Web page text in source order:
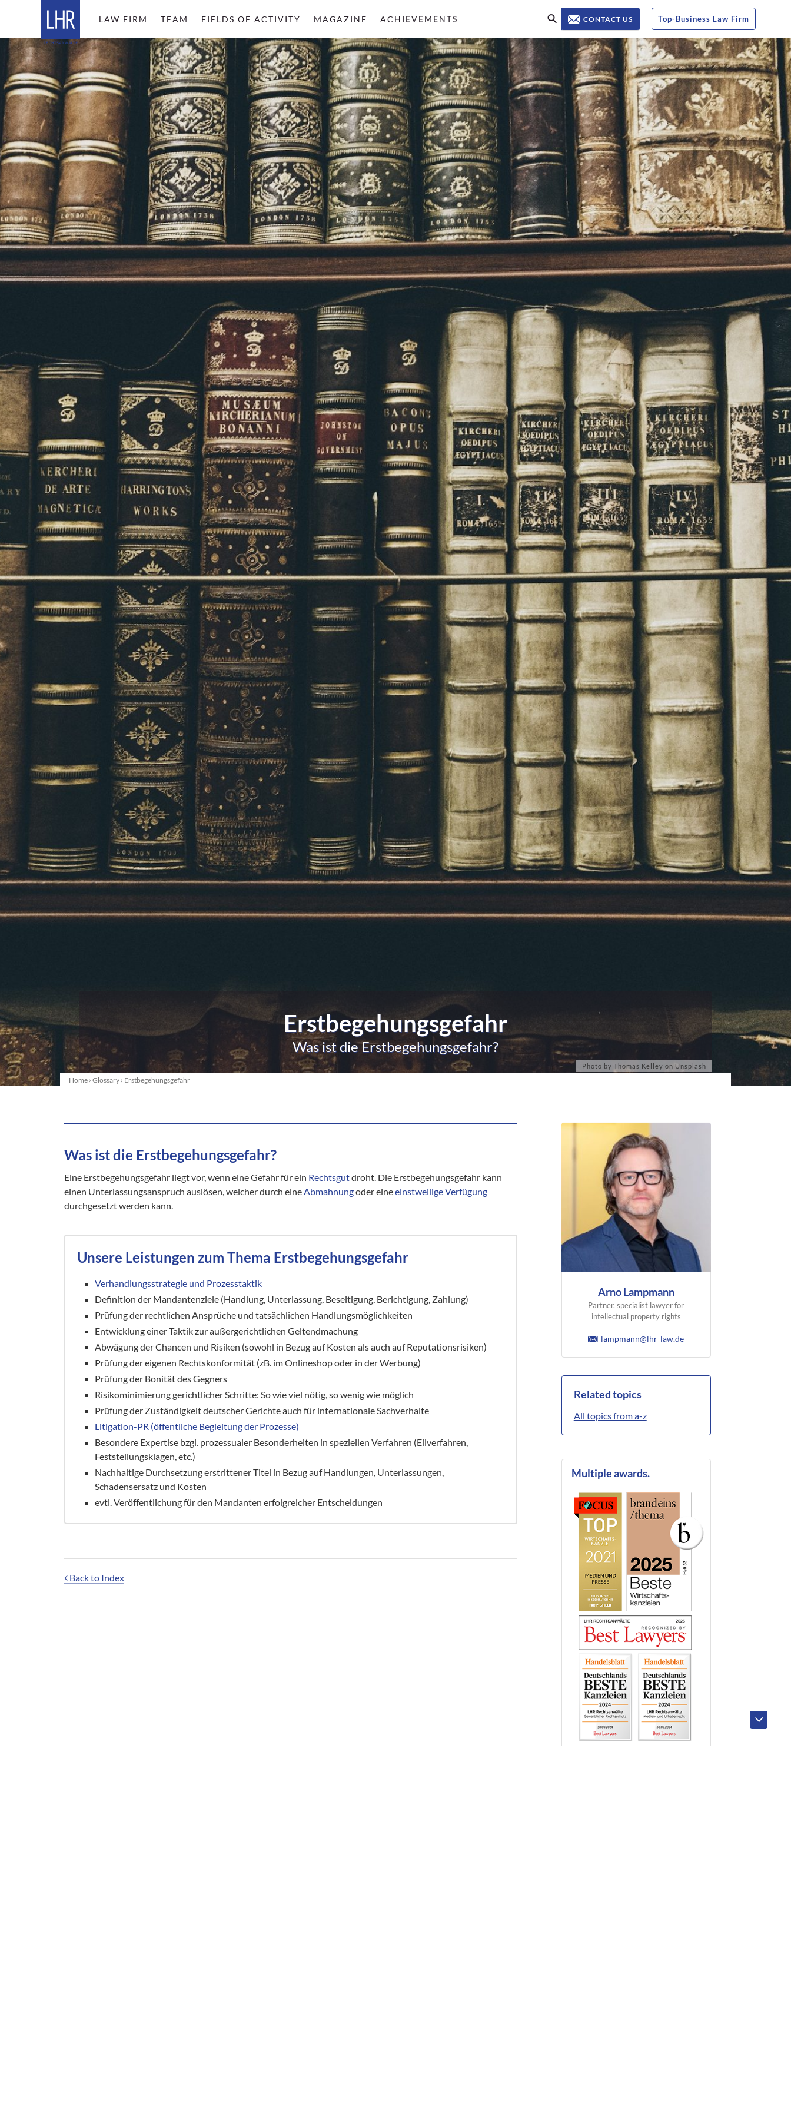
Top-Business Law Firm
CONTACT US
LAW FIRM TEAM FIELDS OF ACTIVITY MAGAZINE ACHIEVEMENTS
Erstbegehungsgefahr
Was ist die Erstbegehungsgefahr?
Home › Glossary › Erstbegehungsgefahr
Was ist die Erstbegehungsgefahr?
Eine Erstbegehungsgefahr liegt vor, wenn eine Gefahr für ein Rechtsgutdroht. Die Erstbegehungsgefahr kann
einen Unterlassungsanspruch auslösen, welcher durch eine Abmahnungoder eineeinstweilige Verfügung
durchgesetzt werden kann.
Unsere Leistungen zum Thema Erstbegehungsgefahr
Verhandlungsstrategie und Prozesstaktik
Definition der Mandantenziele (Handlung, Unterlassung, Beseitigung, Berichtigung, Zahlung)
Prüfung der rechtlichen Ansprüche und tatsächlichen Handlungsmöglichkeiten
Entwicklung einer Taktik zur außergerichtlichen Geltendmachung
Abwägung der Chancen und Risiken (sowohl in Bezug auf Kosten als auch auf Reputationsrisiken)
Prüfung der eigenen Rechtskonformität (zB. im Onlineshop oder in der Werbung)
Prüfung der Bonität des Gegners
Risikominimierung gerichtlicher Schritte: So wie viel nötig, so wenig wie möglich
Prüfung der Zuständigkeit deutscher Gerichte auch für internationale Sachverhalte
Litigation-PR (öffentliche Begleitung der Prozesse)
Besondere Expertise bzgl. prozessualer Besonderheiten in speziellen Verfahren (Eilverfahren,
Feststellungsklagen, etc.)
Nachhaltige Durchsetzung erstrittener Titel in Bezug auf Handlungen, Unterlassungen,
Schadensersatz und Kosten
evtl. Veröffentlichung für den Mandanten erfolgreicher Entscheidungen
Back to Index
Arno Lampmann
Partner, specialist lawyer for
intellectual property rights
lampmann@lhr-law.de
Related topics
All topics from a-z
Multiple awards.